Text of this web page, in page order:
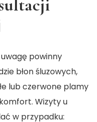
powinny
błon śluzowych,
lub czerwone plamy
Wizyty u
w przypadku: